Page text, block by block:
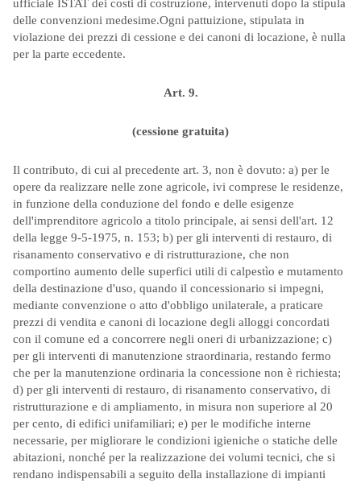
ufficiale ISTAT dei costi di costruzione, intervenuti dopo la stipula
delle convenzioni medesime.Ogni pattuizione, stipulata in
violazione dei prezzi di cessione e dei canoni di locazione, è nulla
per la parte eccedente.
Art. 9.
(cessione gratuita)
Il contributo, di cui al precedente art. 3, non è dovuto: a) per le
opere da realizzare nelle zone agricole, ivi comprese le residenze,
in funzione della conduzione del fondo e delle esigenze
dell'imprenditore agricolo a titolo principale, ai sensi dell'art. 12
della legge 9-5-1975, n. 153; b) per gli interventi di restauro, di
risanamento conservativo e di ristrutturazione, che non
comportino aumento delle superfici utili di calpestìo e mutamento
della destinazione d'uso, quando il concessionario si impegni,
mediante convenzione o atto d'obbligo unilaterale, a praticare
prezzi di vendita e canoni di locazione degli alloggi concordati
con il comune ed a concorrere negli oneri di urbanizzazione; c)
per gli interventi di manutenzione straordinaria, restando fermo
che per la manutenzione ordinaria la concessione non è richiesta;
d) per gli interventi di restauro, di risanamento conservativo, di
ristrutturazione e di ampliamento, in misura non superiore al 20
per cento, di edifici unifamiliari; e) per le modifiche interne
necessarie, per migliorare le condizioni igieniche o statiche delle
abitazioni, nonché per la realizzazione dei volumi tecnici, che si
rendano indispensabili a seguito della installazione di impianti